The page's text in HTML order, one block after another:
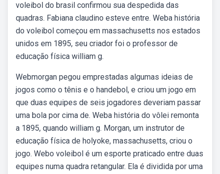
voleibol do brasil confirmou sua despedida das
quadras. Fabiana claudino esteve entre. Weba história
do voleibol começou em massachusetts nos estados
unidos em 1895, seu criador foi o professor de
educação física william g.
Webmorgan pegou emprestadas algumas ideias de
jogos como o tênis e o handebol, e criou um jogo em
que duas equipes de seis jogadores deveriam passar
uma bola por cima de. Weba história do vôlei remonta
a 1895, quando william g. Morgan, um instrutor de
educação física de holyoke, massachusetts, criou o
jogo. Webo voleibol é um esporte praticado entre duas
equipes numa quadra retangular. Ela é dividida por uma